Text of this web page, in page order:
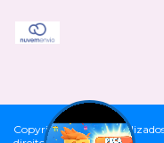
Copyright Cia